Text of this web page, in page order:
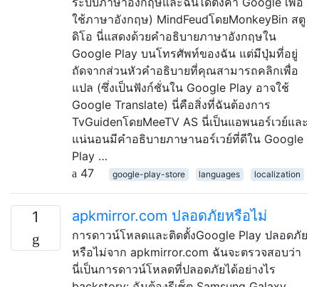
ใช้ภาษาอังกฤษ) MindFeudโดยMonkeyBin สตู
ดิโอ นี่แสดงด้วยคำอธิบายภาษาอังกฤษใน
Google Play บนโทรศัพท์ของฉัน แต่มีปุ่มที่อยู่
ถัดจากส่วนหัวคำอธิบายที่คุณสามารถคลิกเพื่อ
แปล (ซึ่งเป็นฟังก์ชั่นใน Google Play อาจใช้
Google Translate) นี่คือสิ่งที่ฉันต้องการ
TvGuidenโดยMeeTV AS นี่เป็นแอพนอร์เวย์และ
แน่นอนมีคำอธิบายภาษานอร์เวย์ที่ดีใน Google
Play …
47
google-play-store languages localization
1 apkmirror.com ปลอดภัยหรือไม่
การดาวน์โหลดและติดตั้งGoogle Play ปลอดภัย
หรือไม่จาก apkmirror.com ฉันจะตรวจสอบว่า
นี่เป็นการดาวน์โหลดที่ปลอดภัยได้อย่างไร